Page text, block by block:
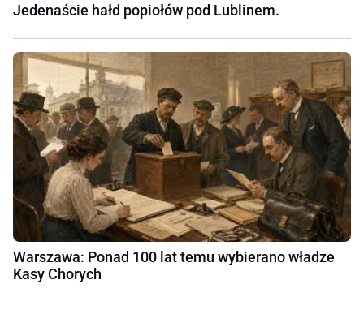
Jedenaście hałd popiołów pod Lublinem.
Warszawa: Ponad 100 lat temu wybierano władze
Kasy Chorych